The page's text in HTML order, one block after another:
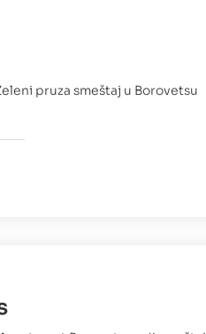
pruza smeštaj u Borovetsu